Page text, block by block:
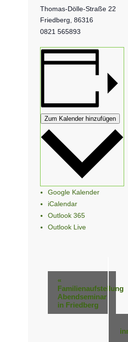
Thomas-Dölle-Straße 22
Friedberg 86316
0821 565893
Zum Kalender hinzufügen
Google Kalender
iCalendar
Outlook 365
Outlook Live
Veranstaltung-
Navigation
«
Familienaufstellung
Abendseminar
in Friedberg